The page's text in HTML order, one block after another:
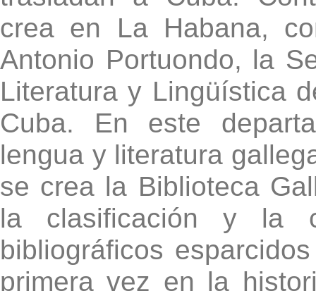
crea en La Habana,
Antonio Portuondo, la
Literatura y Lingüística
Cuba. En este
lengua y literatura
se crea la Biblioteca
la clasificación y la
bibliográficos
primera vez en la